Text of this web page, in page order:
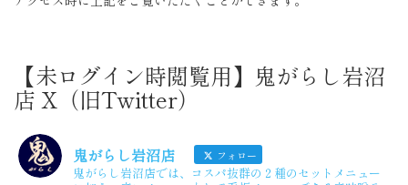
【未ログイン時閲覧用】鬼がらし岩沼
店 X（旧Twitter）
鬼がらし岩沼店 フォロー
鬼がらし岩沼店では、コスパ抜群の２種のセットメニュー